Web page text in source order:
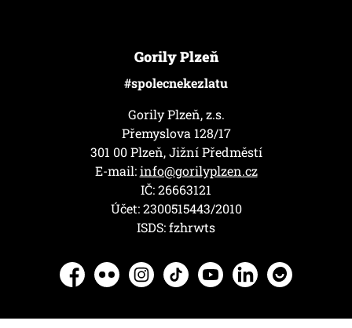
Gorily Plzeň
#spolecnekezlatu
Gorily Plzeň, z.s.
Přemyslova 128/17
301 00 Plzeň, Jižní Předměstí
E-mail:info@gorilyplzen.cz
IČ: 26663121
Účet: 2300515443/2010
ISDS: fzhrwts
Facebook
Flickr Instagram
TikTokYouTubeLinkedInHerohero